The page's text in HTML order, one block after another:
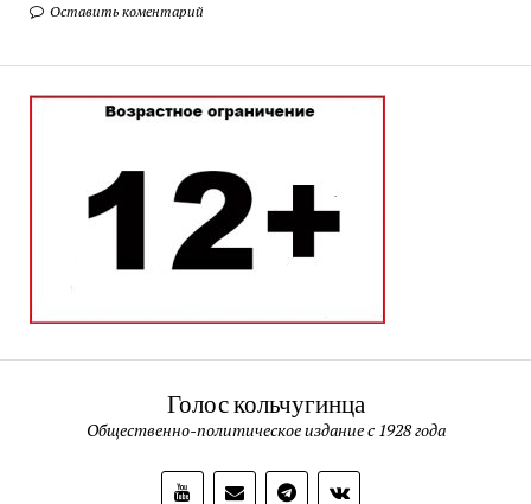
Оставить коментарий
Голос кольчугинца
Общественно-политическое издание с 1928 года